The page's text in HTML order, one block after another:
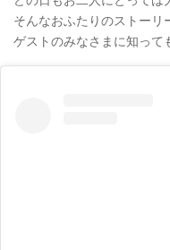
そんなおふたりのストーリ
ゲストのみなさまに知って